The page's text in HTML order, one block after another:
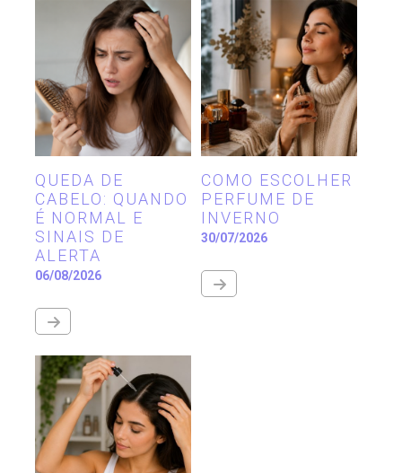
QUEDA DE
CABELO: QUANDO
É NORMAL E
SINAIS DE
ALERTA
06/08/2026
COMO ESCOLHER
PERFUME DE
INVERNO
30/07/2026